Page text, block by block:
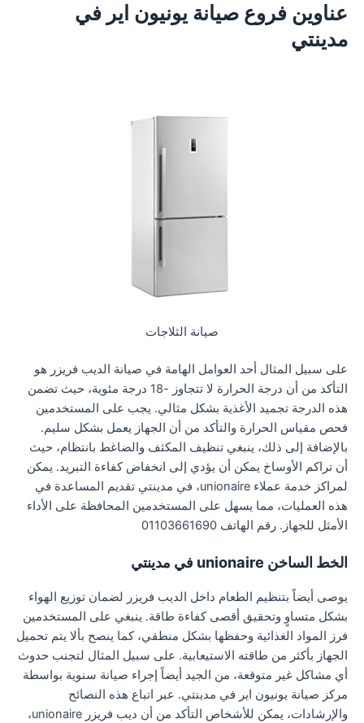
عناوين فروع صيانة يونيون اير في
مدينتي
صيانة الثلاجات
على سبيل المثال أحد العوامل الهامة في صيانة الديب فريزر هو
التأكد من أن درجة الحرارة لا تتجاوز -18 درجة مئوية، حيث تضمن
هذه الدرجة تجميد الأغذية بشكل مثالي. يجب على المستخدمين
فحص مقياس الحرارة والتأكد من أن الجهاز يعمل بشكل سليم.
بالإضافة إلى ذلك، ينبغي تنظيف المكثف والضاغط بانتظام، حيث
أن تراكم الأوساخ يمكن أن يؤدي إلى انخفاض كفاءة التبريد. يمكن
لمراكز خدمة عملاء unionaire، في مدينتي تقديم المساعدة في
هذه العمليات، مما يسهل على المستخدمين المحافظة على الأداء
الأمثل للجهاز. رقم الهاتف 01103661690
الخط الساخن unionaire في مدينتي
يوصى أيضاً بتنظيم الطعام داخل الديب فريزر لضمان توزيع الهواء
بشكل متساوٍ وتحقيق أقصى كفاءة طاقة. ينبغي على المستخدمين
فرز المواد الغذائية وحفظها بشكل منطقي، كما ينصح بألا يتم تحميل
الجهاز بأكثر من طاقته الاستيعابية. على سبيل المثال لتجنب حدوث
أي مشاكل غير متوقعة، من الجيد أيضاً إجراء صيانة سنوية بواسطة
مركز صيانة يونيون اير في مدينتي. عبر اتباع هذه النصائح
والإرشادات، يمكن للأشخاص التأكد من أن ديب فريزر unionaire،